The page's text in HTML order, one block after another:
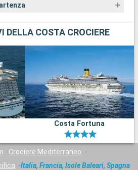
DELLA COSTA CROCIERE
Costa Fortuna
Crociere Mediterraneo
Italia, Francia, Isole Baleari, Spagna